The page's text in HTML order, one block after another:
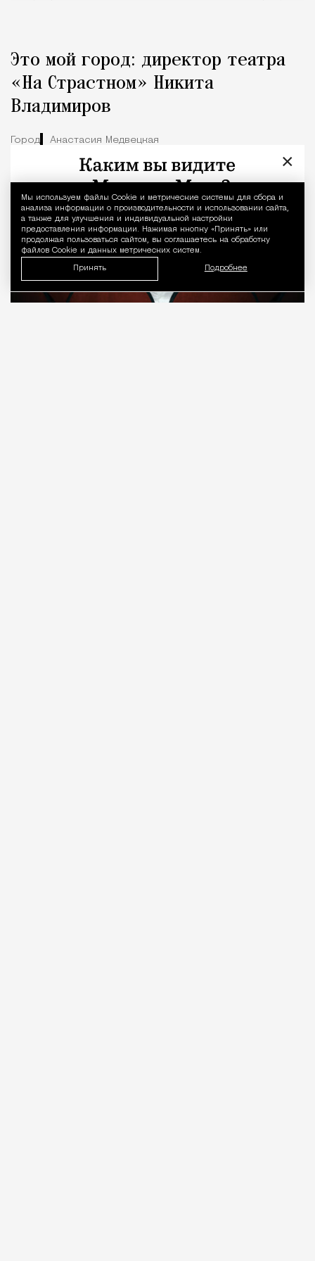
Уведомление
Мы используем файлы Сookie и метрические системы для сбора и
анализа информации о производительности и использовании сайта,
а также для улучшения и индивидуальной настройки
предоставления информации. Нажимая кнопку «Принять» или
продолжая пользоваться сайтом, вы соглашаетесь на обработку
файлов Cookie и данных метрических систем.
Принять Подробнее
Это мой город: директор театра
«На Страстном» Никита
Владимиров
Город Анастасия Медвецкая
×